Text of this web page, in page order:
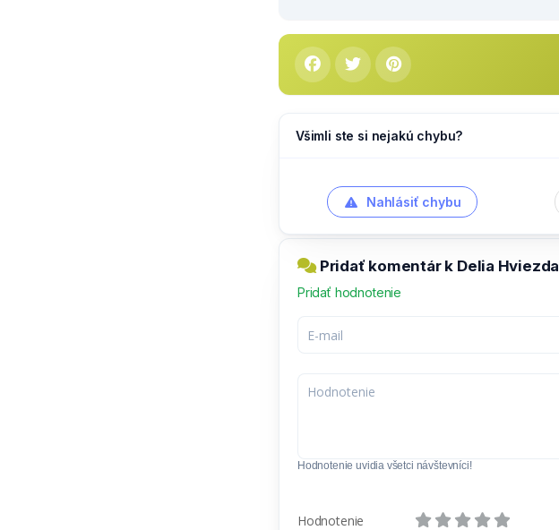
Všimli ste si nejakú chybu?
Nahlásiť chybu
Pridať komentár k Delia Hviezda
Pridať hodnotenie
Hodnotenie uvidia všetci návštevníci!
Hodnotenie